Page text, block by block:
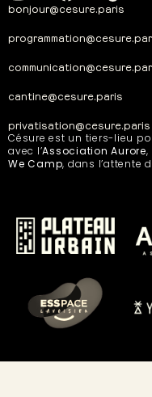
bonjour@cesure.paris
cantine@cesure.paris
privatisation@cesure.paris
Césure est un tiers-lieu
avec l’Association Aurore,
We Camp, dans l’attente